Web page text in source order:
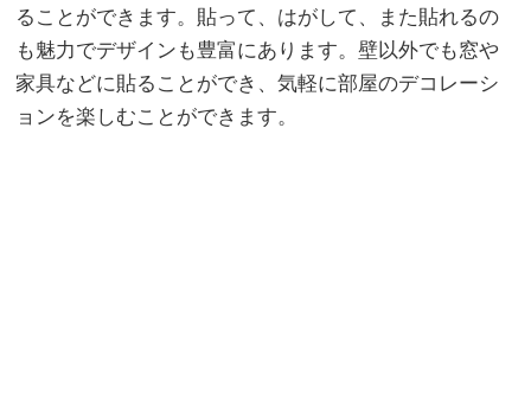
ることができます。貼って、はがして、また貼れるの
も魅力でデザインも豊富にあります。壁以外でも窓や
家具などに貼ることができ、気軽に部屋のデコレーシ
ョンを楽しむことができます。